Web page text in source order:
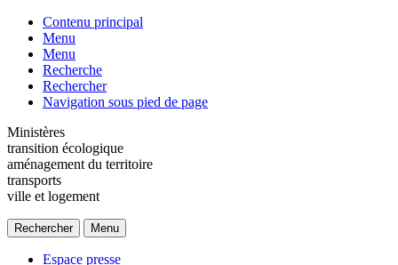
Contenu principal
Menu
Menu
Recherche
Rechercher
Navigation sous pied de page
Ministères
transition écologique
aménagement du territoire
transports
ville et logement
Rechercher Menu
Espace presse